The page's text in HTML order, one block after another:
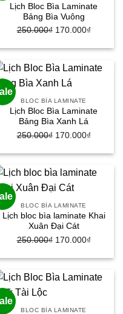
Lịch Bloc Bìa Laminate
Bảng Bìa Vuông
250.000₫ Giá
250.000₫.
170.000₫
là:
BLOC BÌA LAMINATE
Lịch Bloc Bìa Laminate
Bảng Bìa Xanh Lá
250.000₫ Giá
250.000₫.
170.000₫
là:
BLOC BÌA LAMINATE
Lịch bloc bìa laminate Khai
Xuân Đại Cát
250.000₫ Giá
250.000₫.
170.000₫
là:
BLOC BÌA LAMINATE